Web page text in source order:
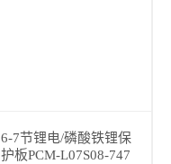
6-7节锂电/磷酸铁锂保
护板PCM-L07S08-747